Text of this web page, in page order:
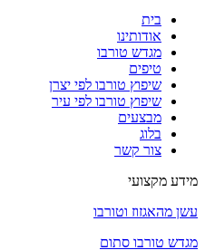
בית
אודותינו
מגדש טורבו
טיפים
שיפוץ טורבו לפי יצרן
שיפוץ טורבו לפי עיר
מבצעים
בלוג
צור קשר
מידע מקצועי
עשן מהאגזוז וטורבו
מגדש טורבו סתום